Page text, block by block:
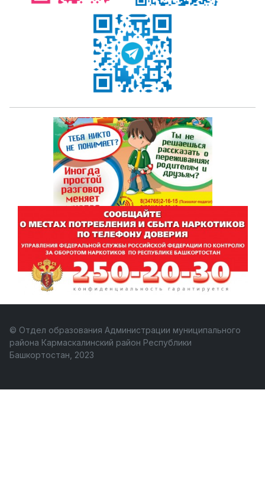
© Отдел образования Администрации муниципального
района Кармаскалинский район Республики
Башкортостан, 2023